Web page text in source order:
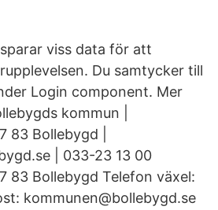
viss data för att
Du samtycker till
Login component. Mer
kommun |
83 Bollebygd |
| 033-23 13 00
83 Bollebygd Telefon växel:
kommunen@bollebygd.se